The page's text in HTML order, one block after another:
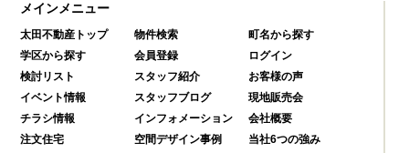
メインメニュー
太田不動産トップ 物件検索
町名から探す
学区から探す
会員登録
ログイン
検討リスト
スタッフ紹介
お客様の声
イベント情報
スタッフブログ
現地販売会
チラシ情報
インフォメーション
会社概要
注文住宅
空間デザイン事例
当社6つの強み